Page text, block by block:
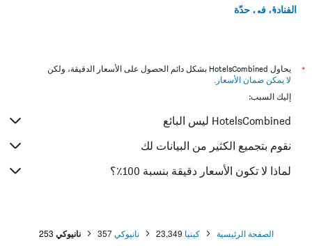
الفنادق في جدّة
*
يحاول HotelsCombined بشكل دائم الحصول على الأسعار الدقيقة، ولكن
لا يمكن ضمان الأسعار .
إليك السبب:
HotelsCombined ليس البائع
نقوم بتجميع الكثير من البيانات لك
لماذا لا تكون الأسعار دقيقة بنسبة 100٪؟
الصفحة الرئيسية كينيا 23,349 نانيوكي 357 نانيوكي 253